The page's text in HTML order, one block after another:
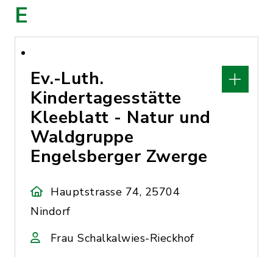
E
Ev.-Luth.
Kindertagesstätte
Kleeblatt - Natur und
Waldgruppe
Engelsberger Zwerge
Hauptstrasse 74, 25704
Nindorf
Frau Schalkalwies-Rieckhof